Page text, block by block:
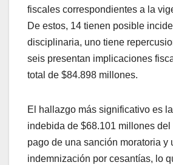
fiscales correspondientes a la
De estos, 14 tienen posible
disciplinaria, uno tiene
seis presentan implicaciones
total de $84.898 millones.
El hallazgo más significativo es
indebida de $68.101 millones del
pago de una sanción moratoria y
indemnización por cesantías, lo